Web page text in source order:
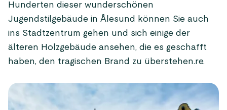
Hunderten dieser wunderschönen
Jugendstilgebäude in Ålesund können Sie auch
ins Stadtzentrum gehen und sich einige der
älteren Holzgebäude ansehen, die es geschafft
haben, den tragischen Brand zu überstehen.re.